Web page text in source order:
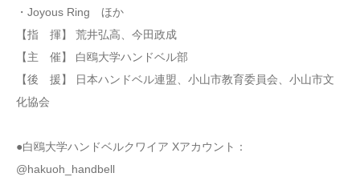
・Joyous Ring ほか
【指 揮】 荒井弘高、今田政成
【主 催】 白鴎大学ハンドベル部
【後 援】 日本ハンドベル連盟、小山市教育委員会、小山市文
化協会
●白鴎大学ハンドベルクワイア Xアカウント：
@hakuoh_handbell